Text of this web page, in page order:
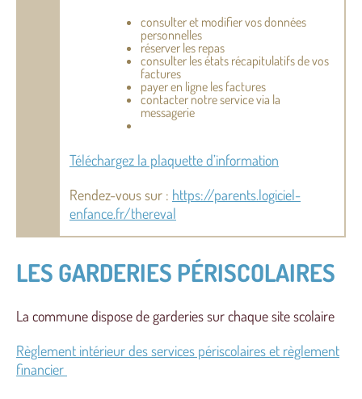
consulter et modifier vos données
personnelles
réserver les repas
consulter les états récapitulatifs de vos
factures
payer en ligne les factures
contacter notre service via la
messagerie
Téléchargez la plaquette d’information
Rendez-vous sur : https://parents.logiciel-
enfance.fr/thereval
LES GARDERIES PÉRISCOLAIRES
La commune dispose de garderies sur chaque site scolaire
Règlement intérieur des services périscolaires et règlement
financier